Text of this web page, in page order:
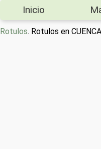
Inicio
Rotulos. Rotulos en CUENCA